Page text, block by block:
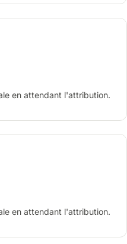
en attendant l'attribution.
en attendant l'attribution.